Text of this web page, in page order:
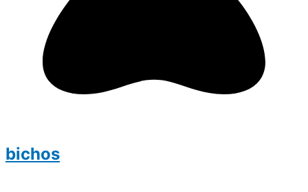
bichos